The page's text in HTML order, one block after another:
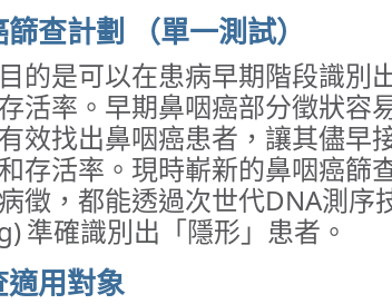
查計劃 （單一測試）
的是可以在患病早期階段識別
活率。早期鼻咽癌部分徵狀容
效找出鼻咽癌患者，讓其儘早
存活率。現時嶄新的鼻咽癌篩
徵，都能透過次世代DNA測
準確識別出「隱形」患者。
用對象